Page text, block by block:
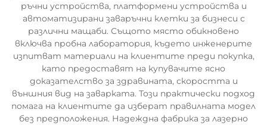
ръчни устройства, платформени устройства и
автоматизирани заваръчни клетки за бизнеси с
различни мащаби. Същото място обикновено
включва пробна лаборатория, където инженерите
изпитват материали на клиентите преди покупка,
като предоставят на купувачите ясно
доказателство за здравината, скоростта и
външния вид на заварката. Този практически подход
помага на клиентите да изберат правилната модел
без предположения. Надеждна фабрика за лазерно